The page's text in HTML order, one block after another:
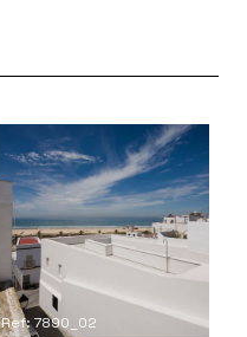
Ref: 7890_02